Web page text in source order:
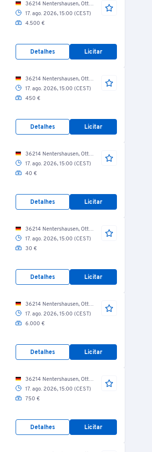
36214 Nentershausen, Otto-Schäfer-Str./ Gießerei/ Linie 3
17. ago. 2026, 15:00 (CEST)
4.500 €
Detalhes Licitar
36214 Nentershausen, Otto-Schäfer-Str./ Gießerei/ Linie 3
17. ago. 2026, 15:00 (CEST)
450 €
Detalhes Licitar
36214 Nentershausen, Otto-Schäfer-Str./ Gießerei/ Linie 3
17. ago. 2026, 15:00 (CEST)
40 €
Detalhes Licitar
36214 Nentershausen, Otto-Schäfer-Str./ Gießerei/ Linie 3
17. ago. 2026, 15:00 (CEST)
30 €
Detalhes Licitar
36214 Nentershausen, Otto-Schäfer-Str./ Gießerei/ Linie 3
17. ago. 2026, 15:00 (CEST)
6.000 €
Detalhes Licitar
36214 Nentershausen, Otto-Schäfer-Str./ Gießerei/ Linie 3
17. ago. 2026, 15:00 (CEST)
750 €
Detalhes Licitar